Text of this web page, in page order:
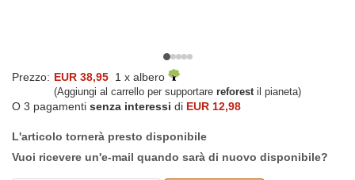
Prezzo: EUR 38,95 1 x albero
(Aggiungi al carrello per supportare reforestil pianeta)
O 3 pagamenti senza interessi di EUR 12,98
L'articolo tornerà presto disponibile
Vuoi ricevere un'e-mail quando sarà di nuovo disponibile?